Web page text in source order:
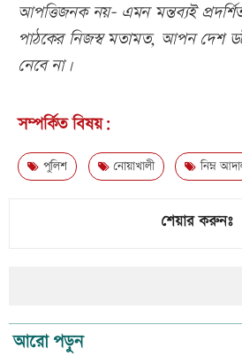
আপত্তিজনক নয়- এমন মন্তব্যই
পাঠকের নিজস্ব মতামত, আপন দেশ
নেবে না।
সম্পর্কিত বিষয়:
পুলিশ নোয়াখালী নিম্ন
শেয়ার করুনঃ
আরো পড়ুন